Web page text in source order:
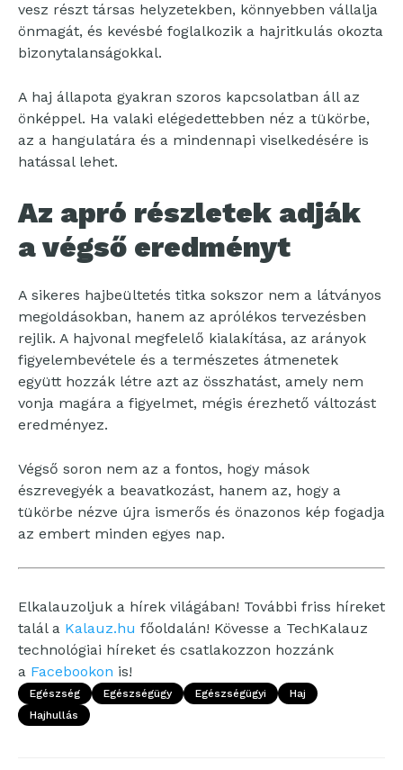
vesz részt társas helyzetekben, könnyebben vállalja
önmagát, és kevésbé foglalkozik a hajritkulás okozta
bizonytalanságokkal.
A haj állapota gyakran szoros kapcsolatban áll az
önképpel. Ha valaki elégedettebben néz a tükörbe,
az a hangulatára és a mindennapi viselkedésére is
hatással lehet.
Az apró részletek adják
a végső eredményt
A sikeres hajbeültetés titka sokszor nem a látványos
megoldásokban, hanem az aprólékos tervezésben
rejlik. A hajvonal megfelelő kialakítása, az arányok
figyelembevétele és a természetes átmenetek
együtt hozzák létre azt az összhatást, amely nem
vonja magára a figyelmet, mégis érezhető változást
eredményez.
Végső soron nem az a fontos, hogy mások
észrevegyék a beavatkozást, hanem az, hogy a
tükörbe nézve újra ismerős és önazonos kép fogadja
az embert minden egyes nap.
Elkalauzoljuk a hírek világában! További friss híreket
talál a Kalauz.hu főoldalán! Kövesse a TechKalauz
technológiai híreket és csatlakozzon hozzánk
a Facebookon is!
Egészség Egészségügy Egészségügyi
Haj
Hajhullás